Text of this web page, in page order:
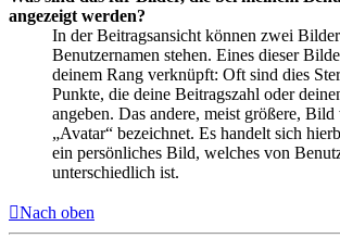
angezeigt werden?
In der Beitragsansicht können zwei
Benutzernamen stehen. Eines dieser
deinem Rang verknüpft: Oft sind dies
Punkte, die deine Beitragszahl oder
angeben. Das andere, meist größere,
„Avatar“ bezeichnet. Es handelt sich
ein persönliches Bild, welches von
unterschiedlich ist.
Nach oben